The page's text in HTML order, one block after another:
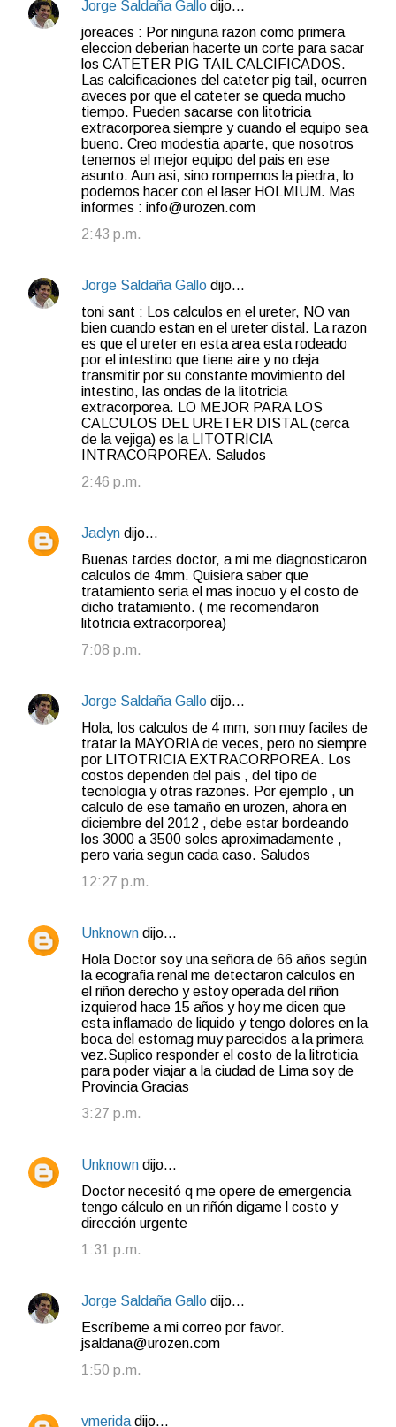
Jorge Saldaña Gallo dijo…
joreaces : Por ninguna razon como primera
eleccion deberian hacerte un corte para sacar
los CATETER PIG TAIL CALCIFICADOS.
Las calcificaciones del cateter pig tail, ocurren
aveces por que el cateter se queda mucho
tiempo. Pueden sacarse con litotricia
extracorporea siempre y cuando el equipo sea
bueno. Creo modestia aparte, que nosotros
tenemos el mejor equipo del pais en ese
asunto. Aun asi, sino rompemos la piedra, lo
podemos hacer con el laser HOLMIUM. Mas
informes : info@urozen.com
2:43 p.m.
Jorge Saldaña Gallo dijo…
toni sant : Los calculos en el ureter, NO van
bien cuando estan en el ureter distal. La razon
es que el ureter en esta area esta rodeado
por el intestino que tiene aire y no deja
transmitir por su constante movimiento del
intestino, las ondas de la litotricia
extracorporea. LO MEJOR PARA LOS
CALCULOS DEL URETER DISTAL (cerca
de la vejiga) es la LITOTRICIA
INTRACORPOREA. Saludos
2:46 p.m.
Jaclyn dijo…
Buenas tardes doctor, a mi me diagnosticaron
calculos de 4mm. Quisiera saber que
tratamiento seria el mas inocuo y el costo de
dicho tratamiento. ( me recomendaron
litotricia extracorporea)
7:08 p.m.
Jorge Saldaña Gallo dijo…
Hola, los calculos de 4 mm, son muy faciles de
tratar la MAYORIA de veces, pero no siempre
por LITOTRICIA EXTRACORPOREA. Los
costos dependen del pais , del tipo de
tecnologia y otras razones. Por ejemplo , un
calculo de ese tamaño en urozen, ahora en
diciembre del 2012 , debe estar bordeando
los 3000 a 3500 soles aproximadamente ,
pero varia segun cada caso. Saludos
12:27 p.m.
Unknown dijo…
Hola Doctor soy una señora de 66 años según
la ecografia renal me detectaron calculos en
el riñon derecho y estoy operada del riñon
izquierod hace 15 años y hoy me dicen que
esta inflamado de liquido y tengo dolores en la
boca del estomag muy parecidos a la primera
vez.Suplico responder el costo de la litroticia
para poder viajar a la ciudad de Lima soy de
Provincia Gracias
3:27 p.m.
Unknown dijo…
Doctor necesitó q me opere de emergencia
tengo cálculo en un riñón digame l costo y
dirección urgente
1:31 p.m.
Jorge Saldaña Gallo dijo…
Escríbeme a mi correo por favor.
jsaldana@urozen.com
1:50 p.m.
vmerida dijo…